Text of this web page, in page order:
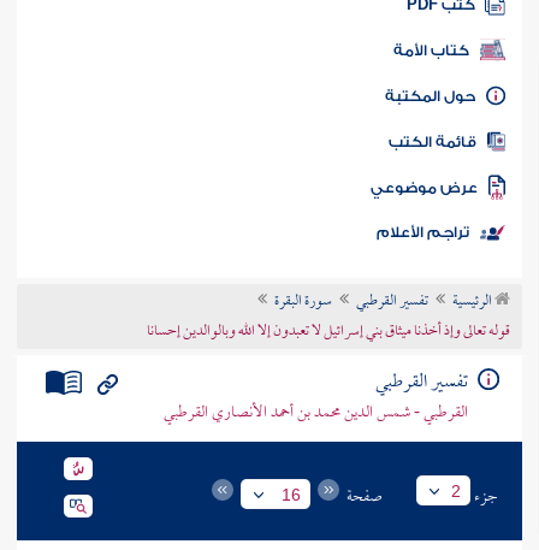
كتب PDF
كتاب الأمة
المكتبة
الكتب
موضوعي
تراجم الأعلام
الرئيسية تفسير القرطبي
سورة البقرة
قوله تعالى وإذ أخذنا ميثاق بني إسرائيل لا تعبدون إلا الله وبالوالدين إحسانا
تفسير القرطبي
القرطبي - شمس الدين محمد بن أحمد الأنصاري القرطبي
جزء 2 صفحة 16